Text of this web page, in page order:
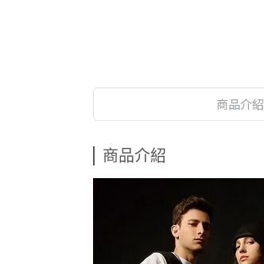
商品介紹
商品介紹